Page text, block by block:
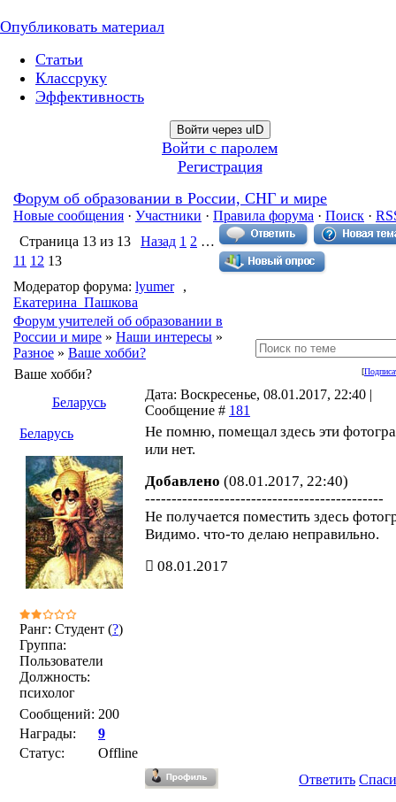
Опубликовать материал
Статьи
Классруку
Эффективность
Войти через uID
Войти с паролем
Регистрация
Форум об образовании в России, СНГ и мире
Новые сообщения · Участники · Правила форума · Поиск ·
Страница 13 из 13 Назад 1 2 …
11 12 13
Модератор форума: lyumer
,
Екатерина_Пашкова
Форум учителей об образовании в
России и мире » Наши интересы »
Разное » Ваше хобби?
[
Ваше хобби?
Беларусь
Дата: Воскресенье, 08.01.2017, 22:40 |
Сообщение # 181
Беларусь
Ранг: Студент (?)
Группа:
Пользователи
Должность:
психолог
Сообщений: 200
Награды:
9
Статус:
Offline
Не помню, помещал здесь эти
или нет.
Добавлено (08.01.2017, 22:40)
---------------------------------------------
Не получается поместить здесь
Видимо. что-то делаю неправильно.
08.01.2017
Ответить